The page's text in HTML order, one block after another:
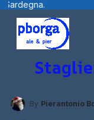
Benvenuti
By Pierantonio